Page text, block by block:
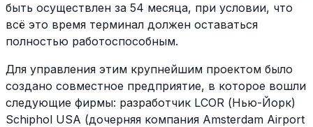
быть осуществлен за 54 месяца, при условии, что
всё это время терминал должен оставаться
полностью работоспособным.
Для управления этим крупнейшим проектом было
создано совместное предприятие, в которое вошли
следующие фирмы: разработчик LCOR (Нью-Йорк)
Schiphol USA (дочерняя компания Amsterdam Airport